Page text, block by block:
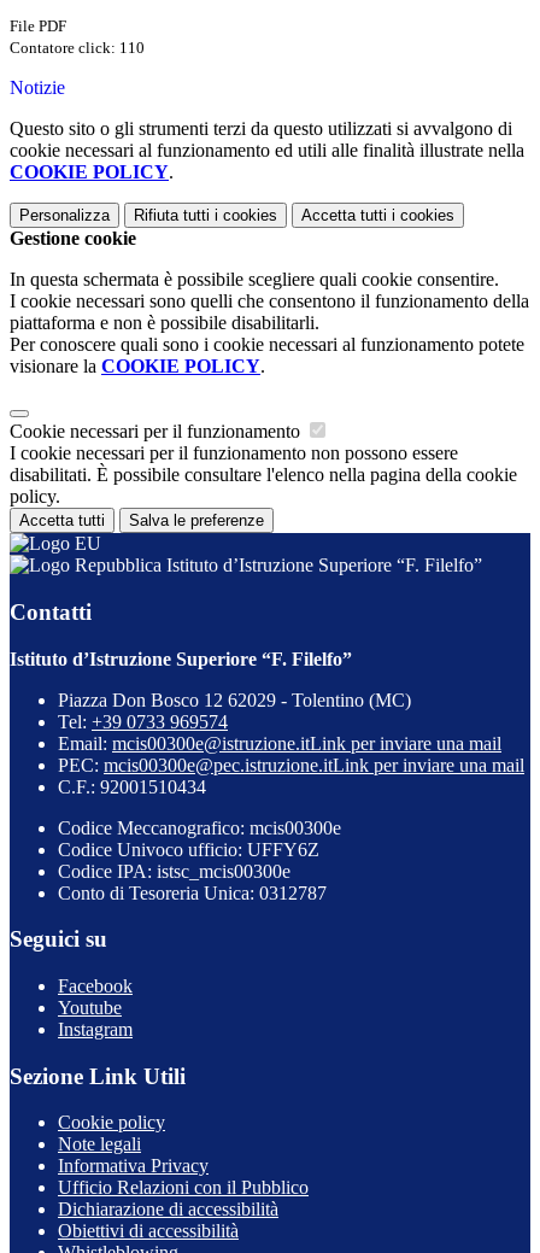
File PDF
Contatore click: 110
Notizie
Questo sito o gli strumenti terzi da questo utilizzati si avvalgono di
cookie necessari al funzionamento ed utili alle finalità illustrate nella
COOKIE POLICY.
Personalizza Rifiuta tutti i cookies Accetta tutti i cookies
Gestione cookie
In questa schermata è possibile scegliere quali cookie consentire.
I cookie necessari sono quelli che consentono il funzionamento della
piattaforma e non è possibile disabilitarli.
Per conoscere quali sono i cookie necessari al funzionamento potete
visionare la COOKIE POLICY.
Cookie necessari per il funzionamento
I cookie necessari per il funzionamento non possono essere
disabilitati. È possibile consultare l'elenco nella pagina della cookie
policy.
Accetta tutti Salva le preferenze
Istituto d’Istruzione Superiore “F. Filelfo”
Contatti
Istituto d’Istruzione Superiore “F. Filelfo”
Piazza Don Bosco 12 62029 - Tolentino (MC)
Tel: +39 0733 969574
Email: mcis00300e@istruzione.itLink per inviare una mail
PEC: mcis00300e@pec.istruzione.itLink per inviare una mail
C.F.: 92001510434
Codice Meccanografico: mcis00300e
Codice Univoco ufficio: UFFY6Z
Codice IPA: istsc_mcis00300e
Conto di Tesoreria Unica: 0312787
Seguici su
Facebook
Youtube
Instagram
Sezione Link Utili
Cookie policy
Note legali
Informativa Privacy
Ufficio Relazioni con il Pubblico
Dichiarazione di accessibilità
Obiettivi di accessibilità